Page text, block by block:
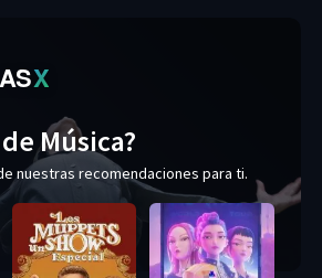
X
Música?
nuestras recomendaciones para ti.